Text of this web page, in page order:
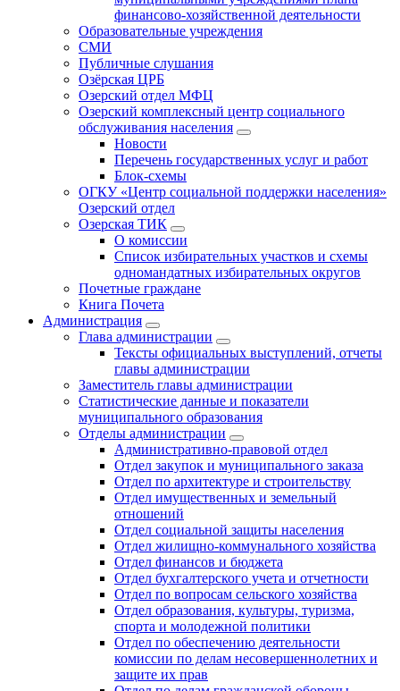
финансово-хозяйственной деятельности
Образовательные учреждения
СМИ
Публичные слушания
Озёрская ЦРБ
Озерский отдел МФЦ
Озерский комплексный центр социального
обслуживания населения
Новости
Перечень государственных услуг и работ
Блок-схемы
ОГКУ «Центр социальной поддержки населения»
Озерский отдел
Озерская ТИК
О комиссии
Список избирательных участков и схемы
одномандатных избирательных округов
Почетные граждане
Книга Почета
Администрация
Глава администрации
Тексты официальных выступлений, отчеты
главы администрации
Заместитель главы администрации
Статистические данные и показатели
муниципального образования
Отделы администрации
Административно-правовой отдел
Отдел закупок и муниципального заказа
Отдел по архитектуре и строительству
Отдел имущественных и земельный
отношений
Отдел социальной защиты населения
Отдел жилищно-коммунального хозяйства
Отдел финансов и бюджета
Отдел бухгалтерского учета и отчетности
Отдел по вопросам сельского хозяйства
Отдел образования, культуры, туризма,
спорта и молодежной политики
Отдел по обеспечению деятельности
комиссии по делам несовершеннолетних и
защите их прав